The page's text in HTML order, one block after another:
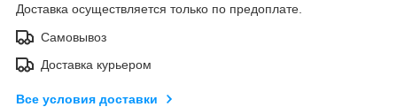
Доставка осуществляется только по предоплате.
Самовывоз
Доставка курьером
Все условия доставки